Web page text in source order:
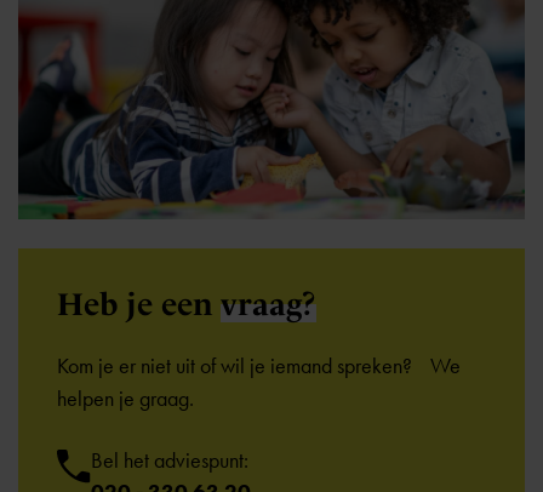
Heb je een vraag?
Kom je er niet uit of wil je iemand spreken? We
helpen je graag.
Bel het adviespunt: